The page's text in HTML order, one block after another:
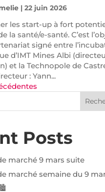
| 22 juin 2026
les start-up à fort
la santé/e-santé. C’est
signé entre
d’IMT Mines Albi
et la Technopole de
: Yann...
Posts
marché 9 mars suite
marché semaine du 9